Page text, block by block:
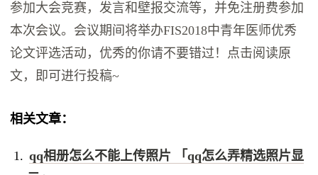
参加大会竞赛，发言和壁报交流等，并免注册费参加
本次会议。会议期间将举办FIS2018中青年医师优秀
论文评选活动，优秀的你请不要错过！点击阅读原
文，即可进行投稿~
相关文章：
qq相册怎么不能上传照片 「qq怎么弄精选照片显